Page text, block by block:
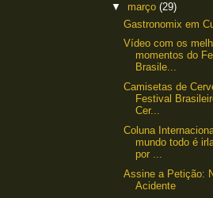
▼ março (29)
Gastronomix em
Vídeo com os
momentos do
Brasile...
Camisetas de
Festival
Cer...
Coluna
mundo todo é
por ...
Assine a Petição:
Acidente